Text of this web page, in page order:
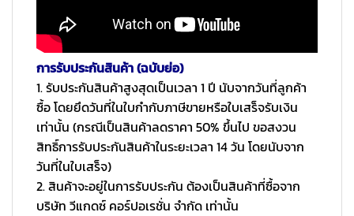
การรับประกันสินค้า (ฉบับย่อ)
1. รับประกันสินค้าสูงสุดเป็นเวลา 1 ปี นับจากวันที่ลูกค้า
ซื้อ โดยยึดวันที่ในใบกำกับภาษีขายหรือใบเสร็จรับเงิน
เท่านั้น (กรณีเป็นสินค้าลดราคา 50% ขึ้นไป ขอสงวน
สิทธิ์การรับประกันสินค้าในระยะเวลา 14 วัน โดยนับจาก
วันที่ในใบเสร็จ)
2. สินค้าจะอยู่ในการรับประกัน ต้องเป็นสินค้าที่ซื้อจาก
บริษัท วีแกดซ์ คอร์ปอเรชั่น จำกัด เท่านั้น